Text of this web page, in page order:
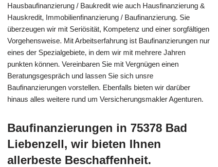
Hausbaufinanzierung / Baukredit wie auch Hausfinanzierung &
Hauskredit, Immobilienfinanzierung / Baufinanzierung. Sie
überzeugen wir mit Seriösität, Kompetenz und einer sorgfältigen
Vorgehensweise. Mit Arbeitserfahrung ist Baufinanzierungen nur
eines der Spezialgebiete, in dem wir mit mehrere Jahren
punkten können. Vereinbaren Sie mit Vergnügen einen
Beratungsgespräch und lassen Sie sich unsre
Baufinanzierungen vorstellen. Ebenfalls bieten wir darüber
hinaus alles weitere rund um Versicherungsmakler Agenturen.
Baufinanzierungen in 75378 Bad
Liebenzell, wir bieten Ihnen
allerbeste Beschaffenheit.